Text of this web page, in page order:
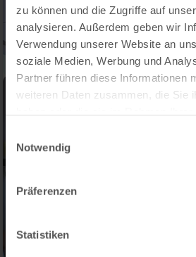
zu können und die Zugriffe auf
analysieren. Außerdem geben wir
Verwendung unserer Website an
soziale Medien, Werbung und
Partner führen diese Informationen
weiteren Daten zusammen, die Sie
Notwendig
Präferenzen
Statistiken